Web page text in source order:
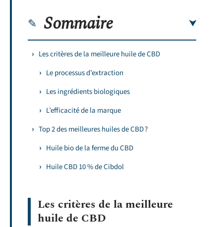
Sommaire
Les critères de la meilleure huile de CBD
Le processus d’extraction
Les ingrédients biologiques
L’efficacité de la marque
Top 2 des meilleures huiles de CBD ?
Huile bio de la ferme du CBD
Huile CBD 10 % de Cibdol
Les critères de la meilleure
huile de CBD